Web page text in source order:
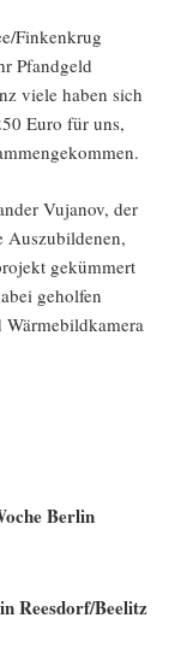
Finkenkrug
Pfandgeld
viele haben sich
Euro für uns,
Vujanov, der
Auszubildenen,
gekümmert
geholfen
Berlin
Reesdorf/Beelitz